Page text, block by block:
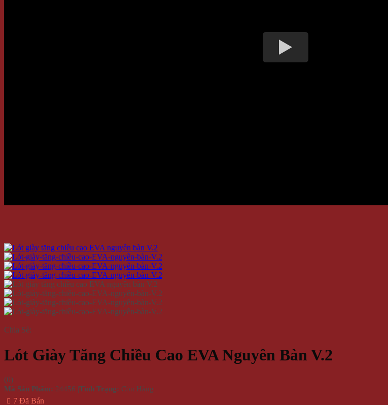
Chia Sẻ:
Lót Giày Tăng Chiều Cao EVA Nguyên Bàn V.2
(0)
Mã Sản Phẩm: 24456 |Tình Trạng: Còn Hàng
7 Đã Bán